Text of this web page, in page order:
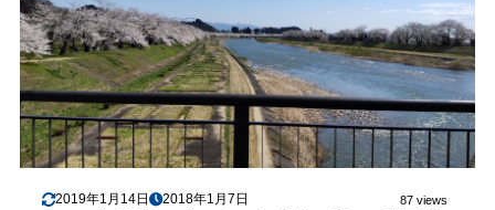
2019年1月14日 2018年1月7日 87 views